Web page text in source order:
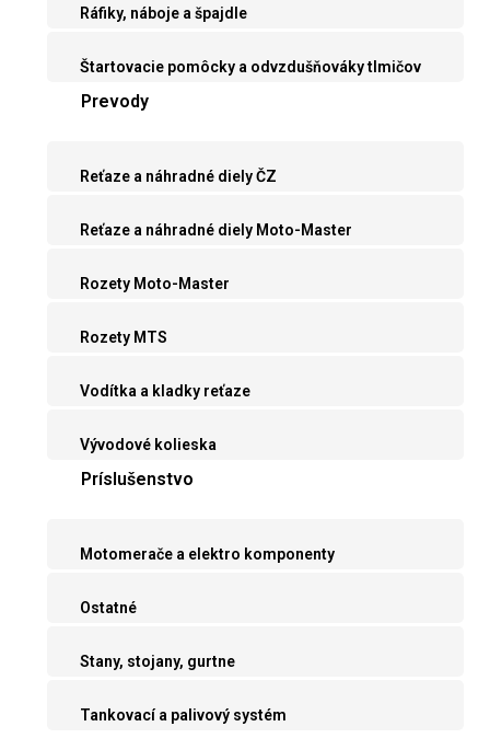
Ráfiky, náboje a špajdle
Štartovacie pomôcky a odvzdušňováky tlmičov
Prevody
Reťaze a náhradné diely ČZ
Reťaze a náhradné diely Moto-Master
Rozety Moto-Master
Rozety MTS
Vodítka a kladky reťaze
Vývodové kolieska
Príslušenstvo
Motomerače a elektro komponenty
Ostatné
Stany, stojany, gurtne
Tankovací a palivový systém